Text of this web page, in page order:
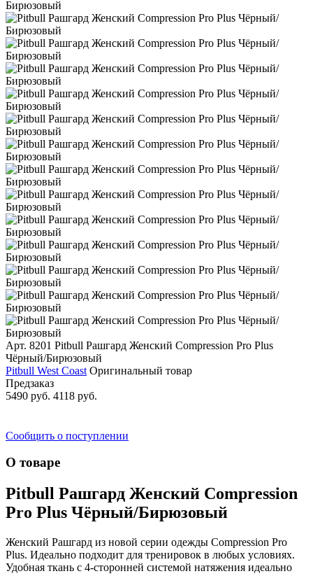
Арт. 8201 Pitbull Рашгард Женский Compression Pro Plus
Чёрный/Бирюзовый
Pitbull West Coast Оригинальный товар
Предзаказ
5490 руб. 4118 руб.
Сообщить о поступлении
О товаре
Pitbull Рашгард Женский Compression
Pro Plus Чёрный/Бирюзовый
Женский Рашгард из новой серии одежды Compression Pro
Plus. Идеально подходит для тренировок в любых условиях.
Удобная ткань с 4-сторонней системой натяжения идеально